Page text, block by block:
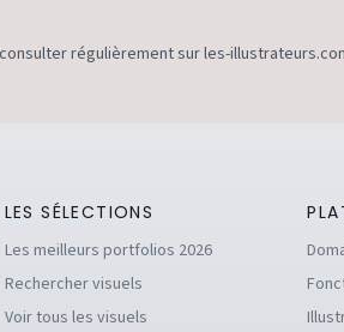
régulièrement sur les-
LES SÉLECTIONS
Les meilleurs portfolios 2026
Rechercher visuels
Voir tous les visuels